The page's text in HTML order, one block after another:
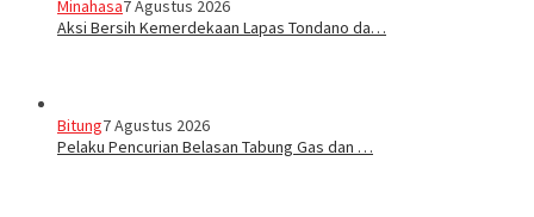
Minahasa7 Agustus 2026
Aksi Bersih Kemerdekaan Lapas Tondano da…
Bitung7 Agustus 2026
Pelaku Pencurian Belasan Tabung Gas dan …